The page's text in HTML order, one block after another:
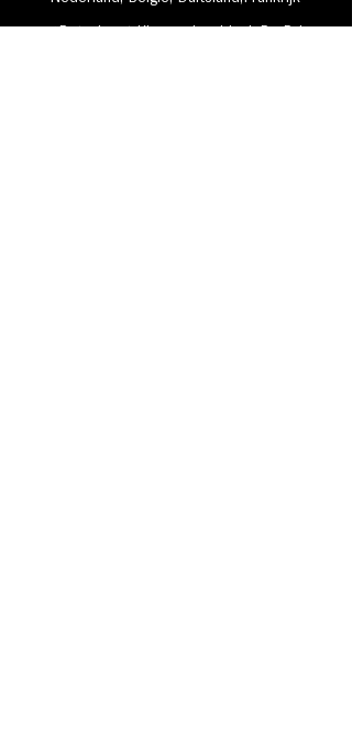
✓Betaal met Klarna, visa, Ideal, PayPal,